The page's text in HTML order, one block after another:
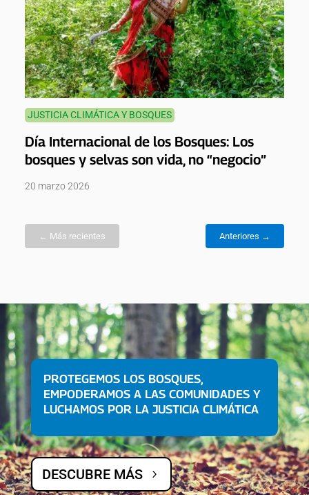
JUSTICIA CLIMÁTICA Y BOSQUES
Día Internacional de los Bosques: Los
bosques y selvas son vida, no “negocio”
20 marzo 2026
← Más recientes Anteriores →
PROTEGEMOS LOS BOSQUES,
EMPODERAMOS A LAS COMUNIDADES Y
LUCHAMOS POR LA JUSTICIA CLIMÁTICA
DESCUBRE MÁS